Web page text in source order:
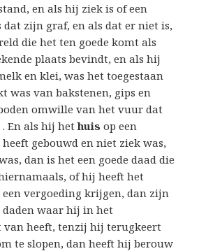
en als hij ziek is of een
dat zijn graf, en als dat er niet is,
die het ten goede komt als
plaats bevindt, en als hij
en klei, was het toegestaan
was van bakstenen, gips en
omwille van het vuur dat
En als hij hethuis op een
gebouwd en niet ziek was,
dan is het een goede daad die
of hij heeft het
een vergoeding krijgen, dan zijn
waar hij in het
van heeft, tenzij hij terugkeert
te slopen, dan heeft hij berouw